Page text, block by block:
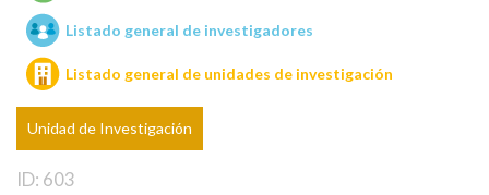
Unidades de investigación
Listado general de investigadores
Listado general de unidades de investigación
Unidad de Investigación
ID: 603